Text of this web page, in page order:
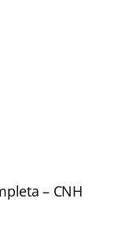
– CNH